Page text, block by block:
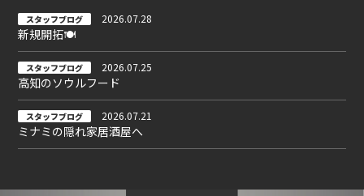
スタッフブログ 2026.07.28
新規開拓🍽
スタッフブログ 2026.07.25
高知のソウルフード
スタッフブログ 2026.07.21
ミナミの隠れ家居酒屋へ